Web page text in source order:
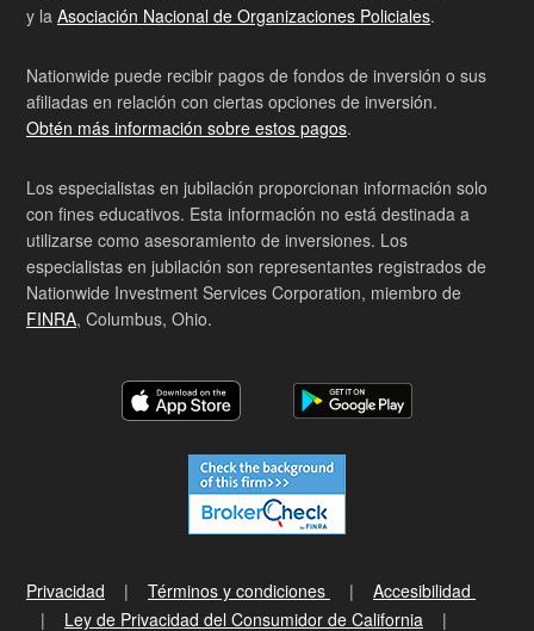
y la Asociación Nacional de Organizaciones Policiales.
Nationwide puede recibir pagos de fondos de inversión o sus
afiliadas en relación con ciertas opciones de inversión.
Obtén más información sobre estos pagos.
Los especialistas en jubilación proporcionan información solo
con fines educativos. Esta información no está destinada a
utilizarse como asesoramiento de inversiones. Los
especialistas en jubilación son representantes registrados de
Nationwide Investment Services Corporation, miembro de
FINRA, Columbus, Ohio.
Privacidad Términos y condiciones
Accesibilidad
Ley de Privacidad del Consumidor de California